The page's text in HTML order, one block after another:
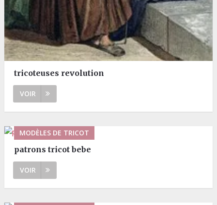
tricoteuses revolution
VOIR
MODÈLES DE TRICOT
patrons tricot bebe
VOIR